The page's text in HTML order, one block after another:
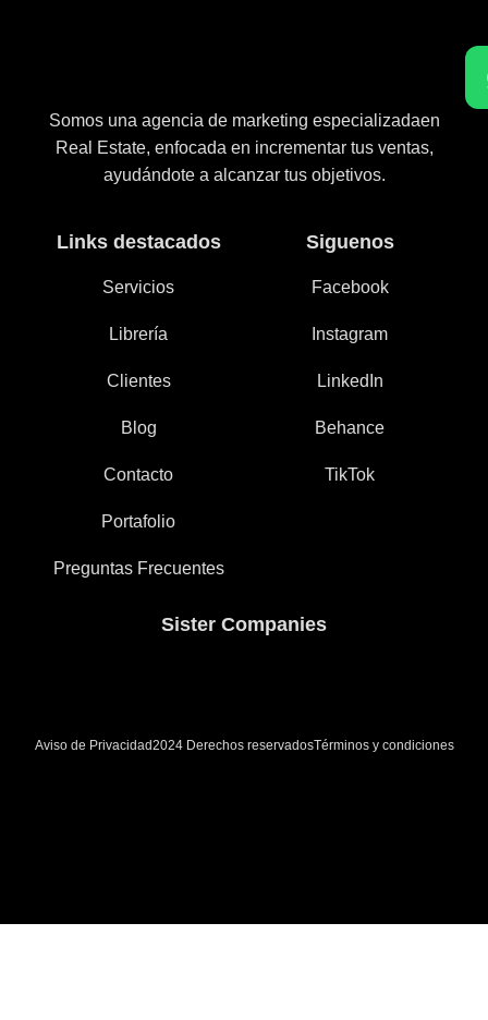
Somos una agencia de marketing especializadaen
Real Estate, enfocada en incrementar tus ventas,
ayudándote a alcanzar tus objetivos.
Links destacados
Servicios
Librería
Clientes
Blog
Contacto
Portafolio
Preguntas Frecuentes
Siguenos
Facebook
Instagram
LinkedIn
Behance
TikTok
Sister Companies
Aviso de Privacidad2024 Derechos reservadosTérminos y condiciones